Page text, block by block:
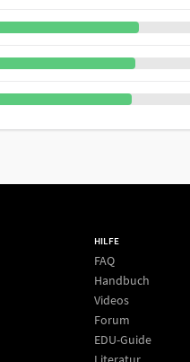
HILFE
FAQ
Handbuch
Videos
Forum
EDU-Guide